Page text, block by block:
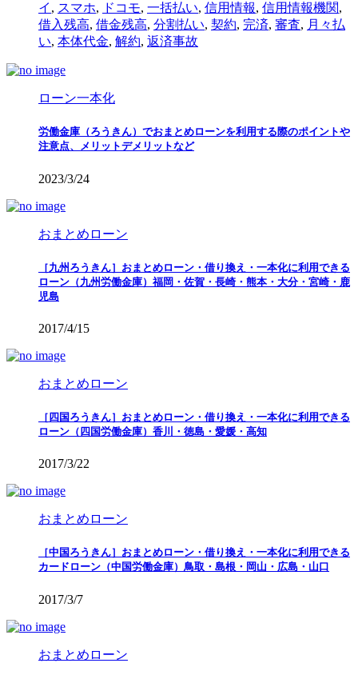
イ , スマホ, ドコモ, 一括払い, 信用情報, 信用情報機関,
借入残高, 借金残高, 分割払い, 契約, 完済, 審査, 月々払
い, 本体代金, 解約, 返済事故
ローン一本化
労働金庫（ろうきん）でおまとめローンを利用する際のポイントや
注意点、メリットデメリットなど
2023/3/24
おまとめローン
［九州ろうきん］おまとめローン・借り換え・一本化に利用できる
ローン（九州労働金庫）福岡・佐賀・長崎・熊本・大分・宮崎・鹿
児島
2017/4/15
おまとめローン
［四国ろうきん］おまとめローン・借り換え・一本化に利用できる
ローン（四国労働金庫）香川・徳島・愛媛・高知
2017/3/22
おまとめローン
［中国ろうきん］おまとめローン・借り換え・一本化に利用できる
カードローン（中国労働金庫）鳥取・島根・岡山・広島・山口
2017/3/7
おまとめローン